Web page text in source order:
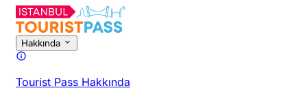
Hakkında
Tourist Pass Hakkında